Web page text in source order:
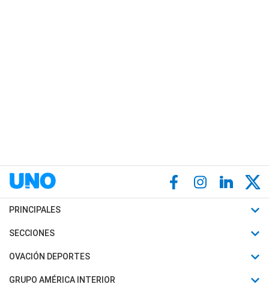
PRINCIPALES
Últimas Noticias
Política
SECCIONES
Horóscopo
Motores
OVACIÓN DEPORTES
Fútbol
GRUPO AMÉRICA INTERIOR